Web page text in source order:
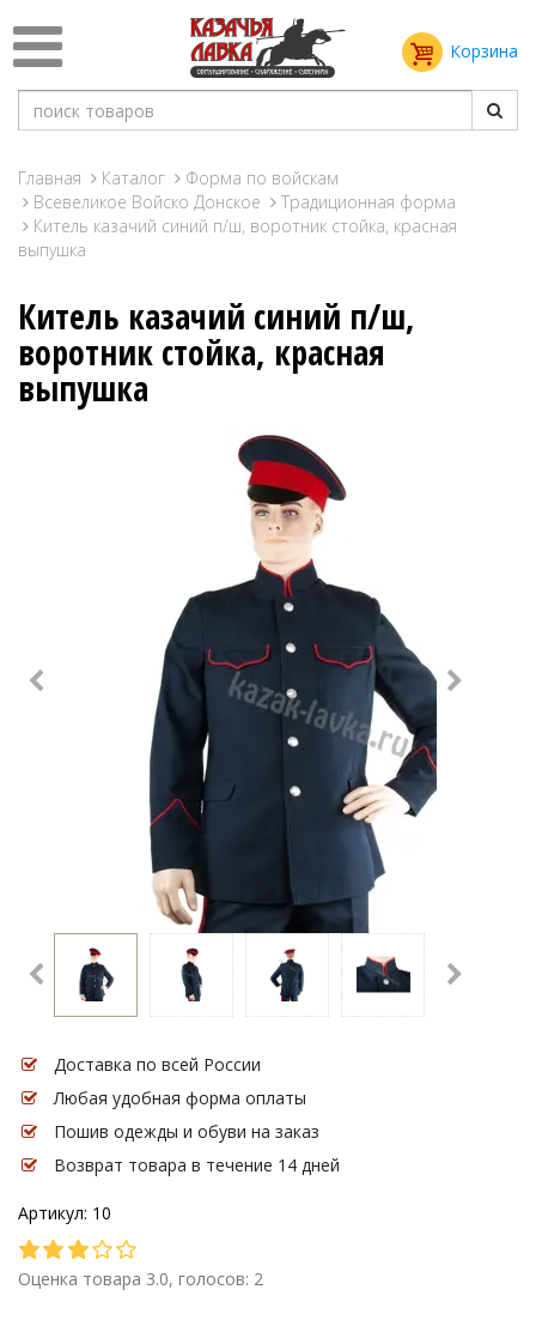
Корзина
Главная Каталог
Форма по войскам
Всевеликое Войско Донское
Традиционная форма
Китель казачий синий п/ш, воротник стойка, красная
выпушка
Китель казачий синий п/ш,
воротник стойка, красная
выпушка
Доставка по всей России
Любая удобная форма оплаты
Пошив одежды и обуви на заказ
Возврат товара в течение 14 дней
Артикул: 10
Оценка товара 3.0, голосов: 2